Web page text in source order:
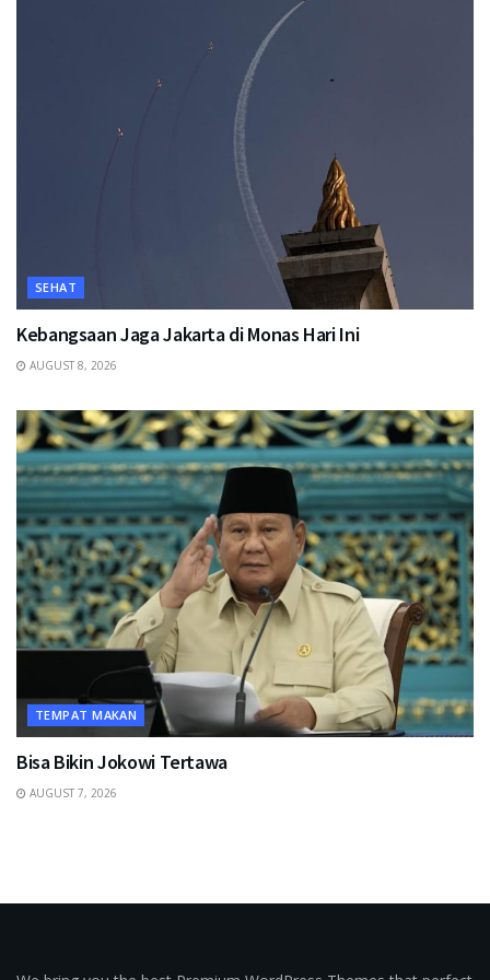
SEHAT
Kebangsaan Jaga Jakarta di Monas Hari Ini
AUGUST 8, 2026
TEMPAT MAKAN
Bisa Bikin Jokowi Tertawa
AUGUST 7, 2026